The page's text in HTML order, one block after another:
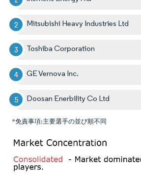
Mitsubishi Heavy Industries Ltd
Toshiba Corporation
GE Vernova Inc.
Doosan Enerbility Co Ltd
*免責事項:主要選手の並び順不同